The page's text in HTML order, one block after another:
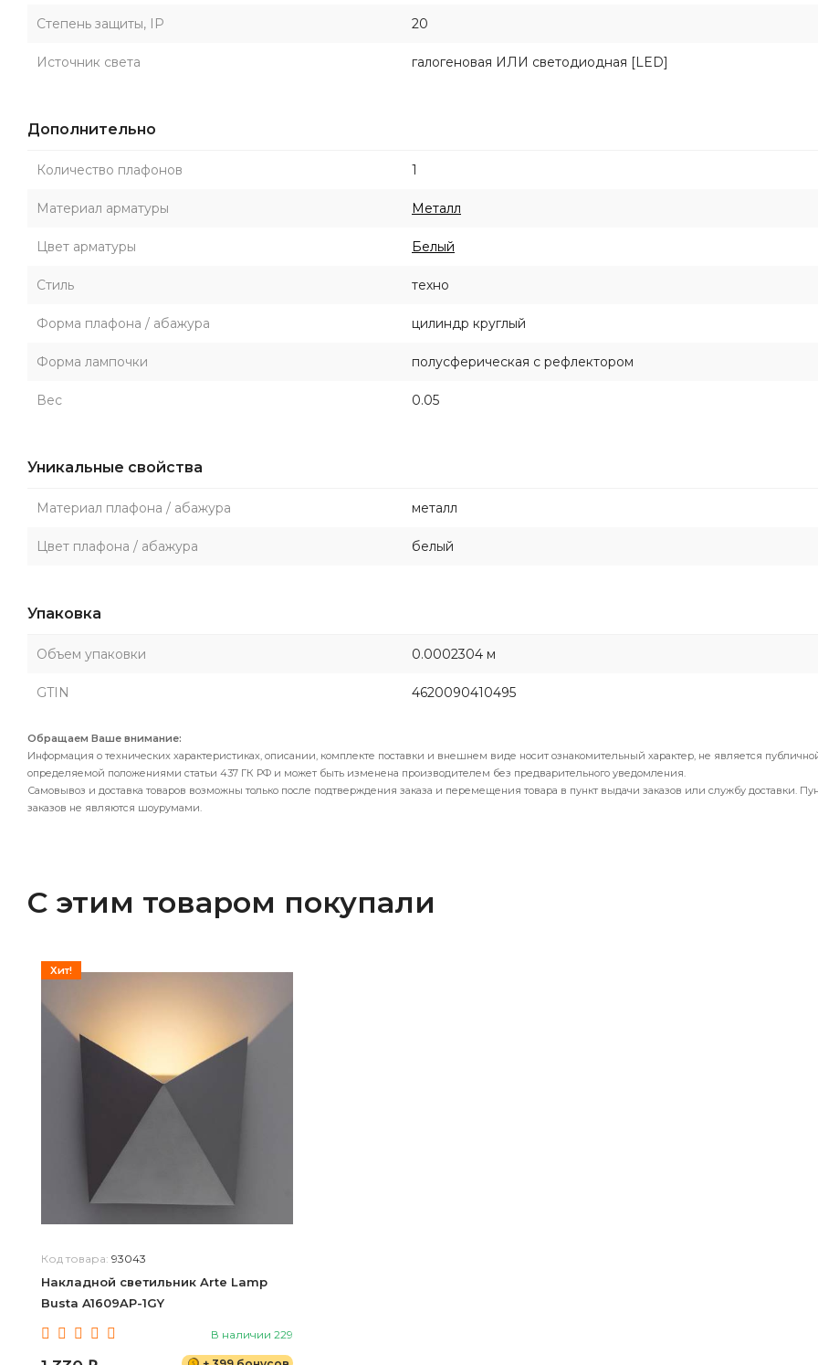
Степень защиты, IP 20
Источник света галогеновая ИЛИ светодиодная [LED]
Дополнительно
Количество плафонов 1
Материал арматуры Металл
Цвет арматуры Белый
Стиль техно
Форма плафона / абажура цилиндр круглый
Форма лампочки полусферическая с рефлектором
Вес 0.05
Уникальные свойства
Материал плафона / абажура металл
Цвет плафона / абажура белый
Упаковка
Объем упаковки 0.0002304 м
GTIN 4620090410495
Обращаем Ваше внимание:
Информация о технических характеристиках, описании, комплекте поставки и внешнем виде носит ознакомительный характер, не является
определяемой положениями статьи 437 ГК РФ и может быть изменена производителем без предварительного уведомления.
Самовывоз и доставка товаров возможны только после подтверждения заказа и перемещения товара в пункт выдачи заказов или службу доставки.
заказов не являются шоурумами.
С этим товаром покупали
Хит!
Код товара: 93043
Накладной светильник Arte Lamp
Busta A1609AP-1GY
В наличии 229